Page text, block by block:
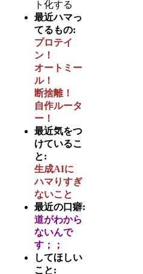
ト化する
最近ハマっ
てるもの:
プロテイ
ン！
オートミー
ル！
断捨離！
自作ルータ
ー！
最近気をつ
けているこ
と:
生成AIに
ハマりすぎ
ないこと
最近の口癖:
道がわから
ないんで
す；；
してほしい
こと: